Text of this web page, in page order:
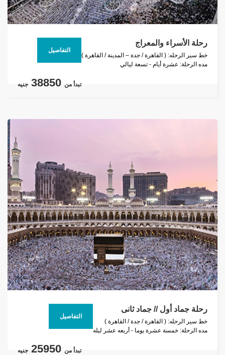
رحلة الأسراء والمعراج
خط سير الرحله: ( القاهرة / جدة – المدينة / القاهرة )
مده الرحلة: عشرة أيام - تسعة ليالي
التفاصيل
تبدأ من جنيه
رحلة جماد أول // جماد ثانى
خط سير الرحله: ( القاهرة / جدة / القاهرة )
مده الرحلة: خمسة عشرة يوما - أربعه عشر ليله
التفاصيل
تبدأ من جنيه